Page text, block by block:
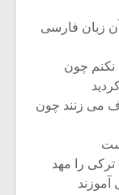
آن زبان فارسی
نکنم چون
می زنند چون
را مهد